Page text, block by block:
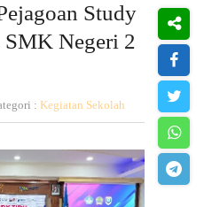
Study
SMK Negeri 2
: Kegiatan Sekolah